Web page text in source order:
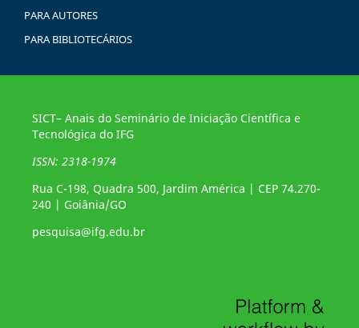
PARA AUTORES
PARA BIBLIOTECÁRIOS
SICT– Anais do Seminário de Iniciação Científica e
Tecnológica do IFG
ISSN: 2318-1974
Rua C-198, Quadra 500, Jardim América | CEP 74.270-
240 | Goiânia/GO
pesquisa@ifg.edu.br